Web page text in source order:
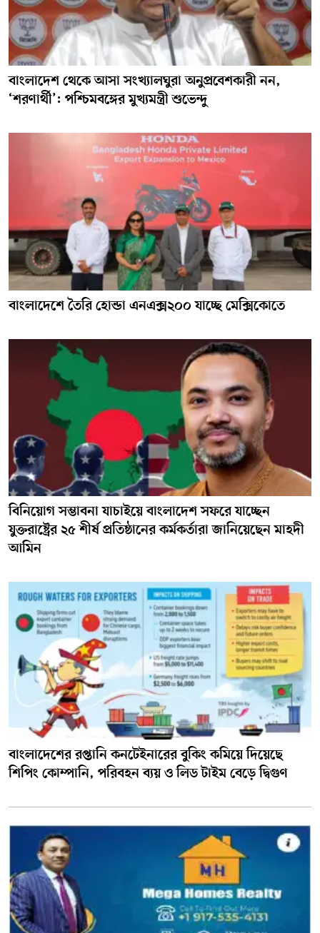
বাংলাদেশ থেকে আসা সংখ্যালঘুরা অনুপ্রবেশকারী নন,
‘শরণার্থী’: পশ্চিমবঙ্গের মুখ্যমন্ত্রী শুভেন্দু
বাংলাদেশে তৈরি হোন্ডা এনএক্স২০০ যাচ্ছে মেক্সিকোতে
বিনিয়োগ সম্ভাবনা যাচাইয়ে বাংলাদেশ সফরে যাচ্ছেন
যুক্তরাষ্ট্রের ২৫ শীর্ষ প্রতিষ্ঠানের কর্মকর্তারা জানিয়েছেন মাহদী
আমিন
বাংলাদেশের রপ্তানি কনটেইনারের বুকিং কমিয়ে দিয়েছে
শিপিং কোম্পানি, পরিবহন ব্যয় ও লিড টাইম বেড়ে দ্বিগুণ